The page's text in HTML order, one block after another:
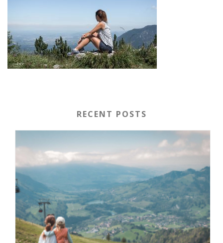
RECENT POSTS